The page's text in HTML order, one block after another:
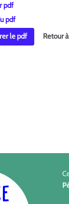
pdf
pdf
le pdf Retour